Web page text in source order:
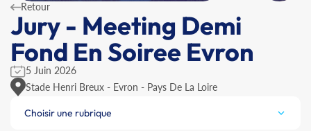
Retour
Jury - Meeting Demi
Fond En Soiree Evron
5 Juin 2026
Stade Henri Breux - Evron - Pays De La Loire
Choisir une rubrique